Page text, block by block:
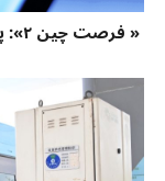
« فرصت چین ۲»: پویایی در مسیر نوآوری